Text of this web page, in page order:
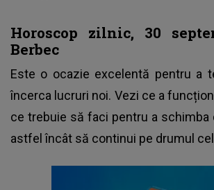
Horoscop zilnic, 30
Berbec
Este o ocazie excelentă pentru a
încerca lucruri noi. Vezi ce a
ce trebuie să faci pentru a schimba
astfel încât să continui pe drumul